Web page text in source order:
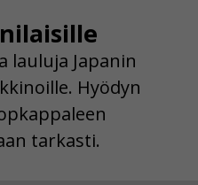
lauluja Japanin
Hyödyn
tarkasti.